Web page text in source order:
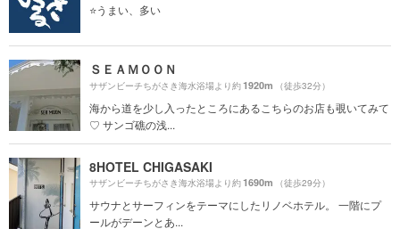
⭐️うまい、多い
ＳＥＡＭＯＯＮ
サザンビーチちがさき海水浴場より約1920m （徒歩32分）
海から道を少し入ったところにあるこちらのお店も覗いてみて
♡ サンゴ礁の浅...
8HOTEL CHIGASAKI
サザンビーチちがさき海水浴場より約1690m （徒歩29分）
サウナとサーフィンをテーマにしたリノベホテル。 一階にプ
ールがデーンとあ...